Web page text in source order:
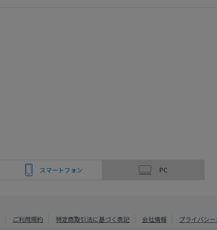
スマートフォン PC
ご利用規約 特定商取引法に基づく表記 会社情報 プライバシ